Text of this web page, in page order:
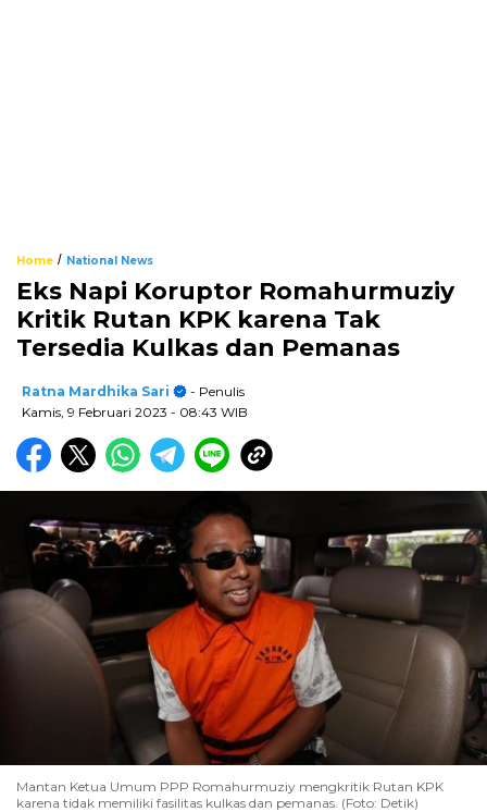
Home / National News
Eks Napi Koruptor Romahurmuziy
Kritik Rutan KPK karena Tak
Tersedia Kulkas dan Pemanas
Ratna Mardhika Sari
- Penulis
Kamis, 9 Februari 2023 - 08:43 WIB
Mantan Ketua Umum PPP Romahurmuziy mengkritik Rutan KPK
karena tidak memiliki fasilitas kulkas dan pemanas. (Foto: Detik)